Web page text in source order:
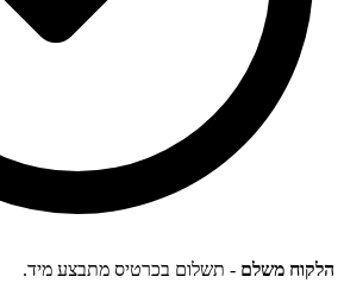
הלקוח משלם - תשלום בכרטיס מתבצע מיד.